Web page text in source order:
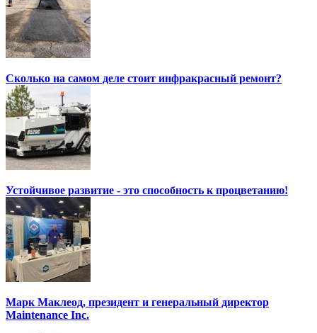
Сколько на самом деле стоит инфракрасный ремонт?
Устойчивое развитие - это способность к процветанию!
Марк Маклеод, президент и генеральный директор
Maintenance Inc.